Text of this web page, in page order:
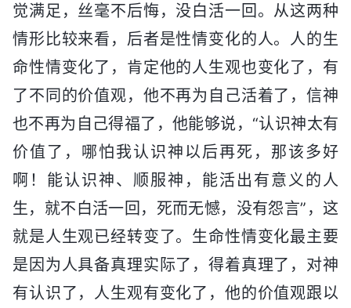
觉满足，丝毫不后悔，没白活一回。从这两种
情形比较来看，后者是性情变化的人。人的生
命性情变化了，肯定他的人生观也变化了，有
了不同的价值观，他不再为自己活着了，信神
也不再为自己得福了，他能够说，“认识神太有
价值了，哪怕我认识神以后再死，那该多好
啊！能认识神、顺服神，能活出有意义的人
生，就不白活一回，死而无憾，没有怨言”，这
就是人生观已经转变了。生命性情变化最主要
是因为人具备真理实际了，得着真理了，对神
有认识了，人生观有变化了，他的价值观跟以